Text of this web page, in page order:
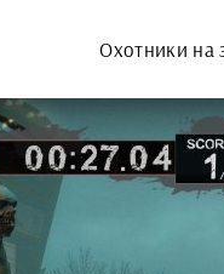
Охотники на